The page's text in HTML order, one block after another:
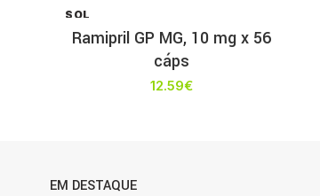
SOL
T
Ramipril GP MG, 10 mg x 56
cáps
12.59€
EM DESTAQUE